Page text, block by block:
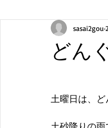
どん
sasai2gou
土曜日は、